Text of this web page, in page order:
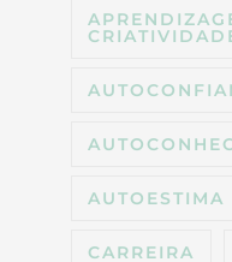
AUTOESTIMA
CARREIRA